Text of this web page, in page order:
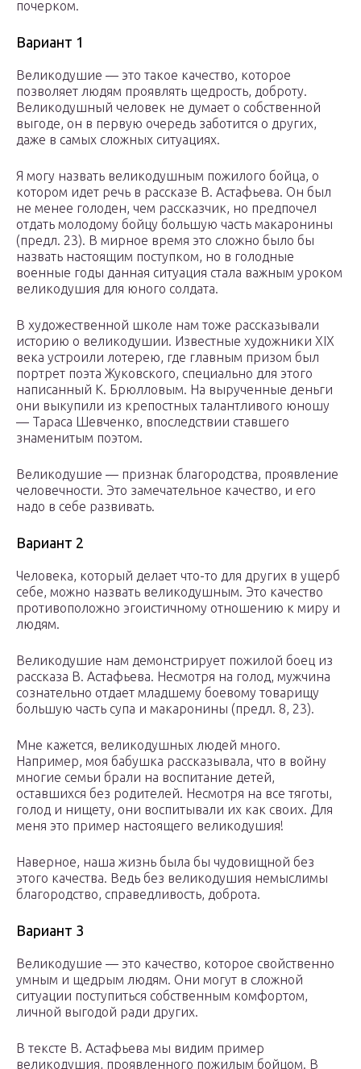
почерком.
Вариант 1
Великодушие — это такое качество, которое
позволяет людям проявлять щедрость, доброту.
Великодушный человек не думает о собственной
выгоде, он в первую очередь заботится о других,
даже в самых сложных ситуациях.
Я могу назвать великодушным пожилого бойца, о
котором идет речь в рассказе В. Астафьева. Он был
не менее голоден, чем рассказчик, но предпочел
отдать молодому бойцу большую часть макаронины
(предл. 23). В мирное время это сложно было бы
назвать настоящим поступком, но в голодные
военные годы данная ситуация стала важным уроком
великодушия для юного солдата.
В художественной школе нам тоже рассказывали
историю о великодушии. Известные художники XIX
века устроили лотерею, где главным призом был
портрет поэта Жуковского, специально для этого
написанный К. Брюлловым. На вырученные деньги
они выкупили из крепостных талантливого юношу
— Тараса Шевченко, впоследствии ставшего
знаменитым поэтом.
Великодушие — признак благородства, проявление
человечности. Это замечательное качество, и его
надо в себе развивать.
Вариант 2
Человека, который делает что-то для других в ущерб
себе, можно назвать великодушным. Это качество
противоположно эгоистичному отношению к миру и
людям.
Великодушие нам демонстрирует пожилой боец из
рассказа В. Астафьева. Несмотря на голод, мужчина
сознательно отдает младшему боевому товарищу
большую часть супа и макаронины (предл. 8, 23).
Мне кажется, великодушных людей много.
Например, моя бабушка рассказывала, что в войну
многие семьи брали на воспитание детей,
оставшихся без родителей. Несмотря на все тяготы,
голод и нищету, они воспитывали их как своих. Для
меня это пример настоящего великодушия!
Наверное, наша жизнь была бы чудовищной без
этого качества. Ведь без великодушия немыслимы
благородство, справедливость, доброта.
Вариант 3
Великодушие — это качество, которое свойственно
умным и щедрым людям. Они могут в сложной
ситуации поступиться собственным комфортом,
личной выгодой ради других.
В тексте В. Астафьева мы видим пример
великодушия, проявленного пожилым бойцом. В